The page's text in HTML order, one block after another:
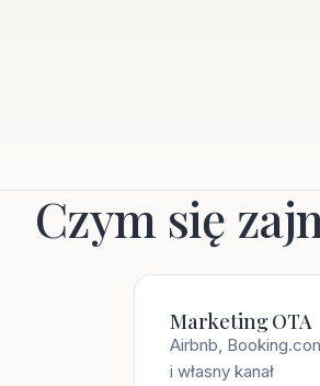
Czym się
Marketing OTA
Airbnb,
i własny kanał